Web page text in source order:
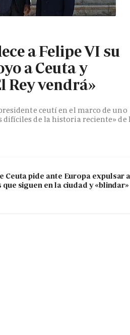
a Felipe VI su
a Ceuta y
Rey vendrá»
ceutí en el marco de uno
difíciles de la historia reciente» de
Ceuta pide ante Europa expulsar
siguen en la ciudad y «blindar»